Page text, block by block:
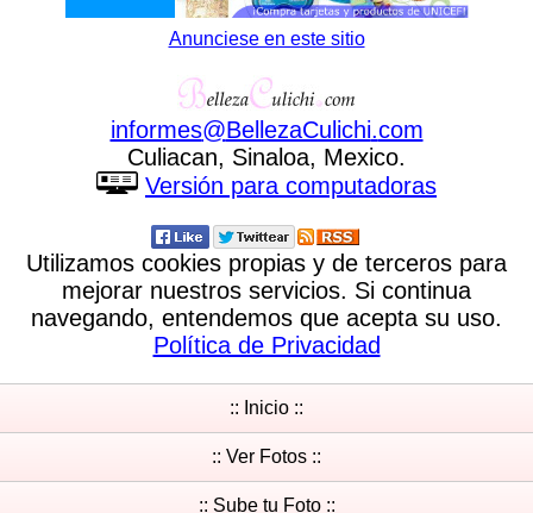
Anunciese en este sitio
informes@BellezaCulichi.com
Culiacan, Sinaloa, Mexico.
Versión para computadoras
Utilizamos cookies propias y de terceros para
mejorar nuestros servicios. Si continua
navegando, entendemos que acepta su uso.
Política de Privacidad
:: Inicio ::
:: Ver Fotos ::
:: Sube tu Foto ::